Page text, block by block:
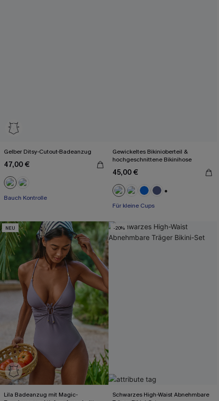
Gelber Ditsy-Cutout-Badeanzug
47,00 €
Bauch Kontrolle
Gewickeltes Bikinioberteil &
hochgeschnittene Bikinihose
45,00 €
Für kleine Cups
NEU
Lila Badeanzug mit Magic-
-20%
Schwarzes High-Waist Abnehmbare